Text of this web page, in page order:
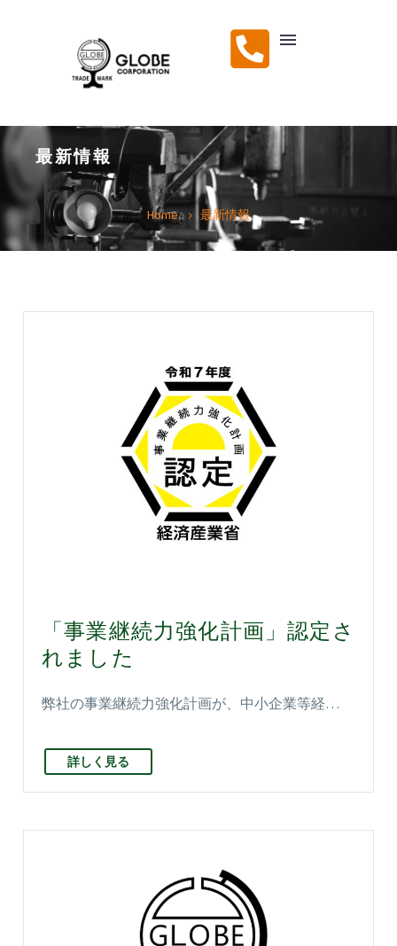
最新情報
Home 最新情報
「事業継続力強化計画」認定さ
れました
弊社の事業継続力強化計画が、中小企業等経…
詳しく見る